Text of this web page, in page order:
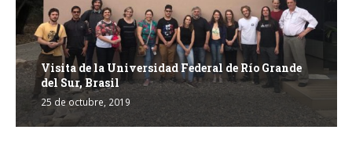
Visita de la Universidad Federal de Río Grande
del Sur, Brasil
25 de octubre, 2019